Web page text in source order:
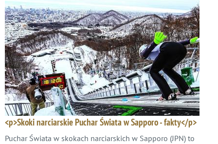
<p>Skoki narciarskie Puchar Świata w Sapporo - fakty</p>
Puchar Świata w skokach narciarskich w Sapporo (JPN) to